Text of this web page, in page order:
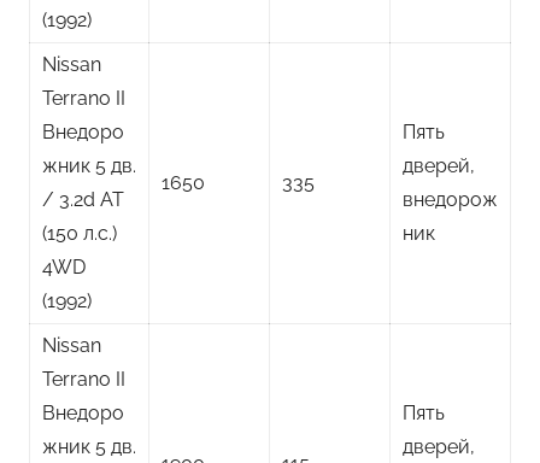
(1992)
Nissan
Terrano II
Внедоро
жник 5 дв.
/ 3.2d AT
(150 л.с.)
4WD
(1992)
1650 335
Пять
дверей,
внедорож
ник
Nissan
Terrano II
Внедоро
жник 5 дв.
Пять
дверей,